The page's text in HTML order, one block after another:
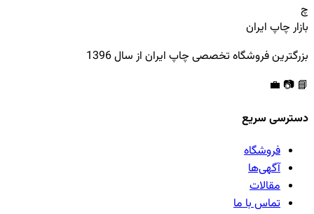
چ
بازار چاپ ایران
بزرگترین فروشگاه تخصصی چاپ ایران از سال 1396
📘
📷
💼
دسترسی سریع
فروشگاه
آگهی‌ها
مقالات
تماس با ما